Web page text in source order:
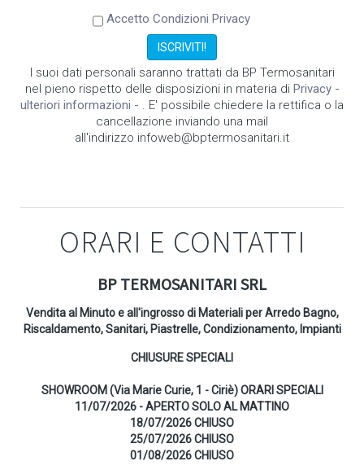
Accetto Condizioni Privacy
I suoi dati personali saranno trattati da BP Termosanitari
nel pieno rispetto delle disposizioni in materia di Privacy -
ulteriori informazioni - . E' possibile chiedere la rettifica o la
cancellazione inviando una mail
all'indirizzo infoweb@bptermosanitari.it
ORARI E CONTATTI
BP TERMOSANITARI SRL
Vendita al Minuto e all'ingrosso di Materiali per Arredo Bagno,
Riscaldamento, Sanitari, Piastrelle, Condizionamento, Impianti
CHIUSURE SPECIALI
SHOWROOM (Via Marie Curie, 1 - Ciriè) ORARI SPECIALI
11/07/2026 - APERTO SOLO AL MATTINO
18/07/2026 CHIUSO
25/07/2026 CHIUSO
01/08/2026 CHIUSO